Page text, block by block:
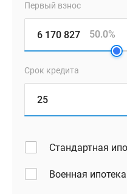
Первый взнос
50.0%
Срок кредита
Стандартная
Военная ипотека